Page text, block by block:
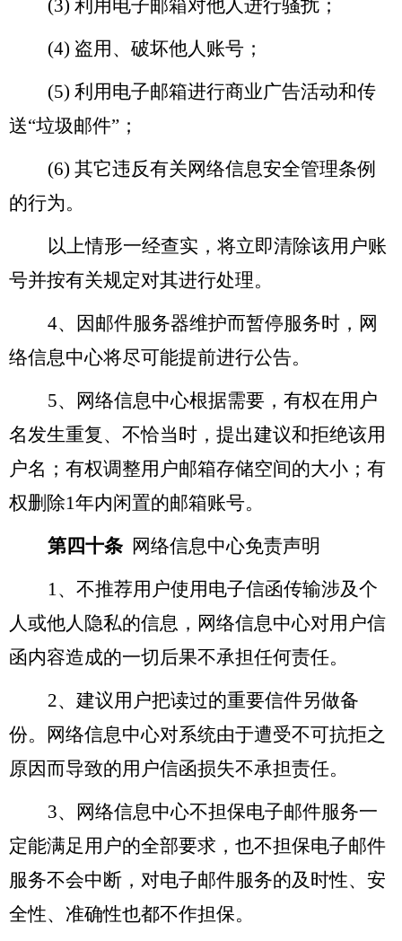
(3) 利用电子邮箱对他人进行骚扰；
(4) 盗用、破坏他人账号；
(5) 利用电子邮箱进行商业广告活动和传
送“垃圾邮件”；
(6) 其它违反有关网络信息安全管理条例
的行为。
以上情形一经查实，将立即清除该用户账
号并按有关规定对其进行处理。
4、因邮件服务器维护而暂停服务时，网
络信息中心将尽可能提前进行公告。
5、网络信息中心根据需要，有权在用户
名发生重复、不恰当时，提出建议和拒绝该用
户名；有权调整用户邮箱存储空间的大小；有
权删除1年内闲置的邮箱账号。
第四十条 网络信息中心免责声明
1、不推荐用户使用电子信函传输涉及个
人或他人隐私的信息，网络信息中心对用户信
函内容造成的一切后果不承担任何责任。
2、建议用户把读过的重要信件另做备
份。网络信息中心对系统由于遭受不可抗拒之
原因而导致的用户信函损失不承担责任。
3、网络信息中心不担保电子邮件服务一
定能满足用户的全部要求，也不担保电子邮件
服务不会中断，对电子邮件服务的及时性、安
全性、准确性也都不作担保。